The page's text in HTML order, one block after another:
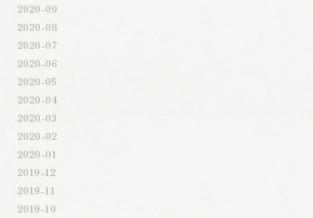
2020-09
2020-08
2020-07
2020-06
2020-05
2020-04
2020-03
2020-02
2020-01
2019-12
2019-11
2019-10